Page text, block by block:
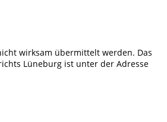
wirksam übermittelt werden. Das
Lüneburg ist unter der Adresse